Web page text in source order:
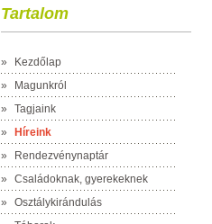
Tartalom
»
Kezdőlap
»
Magunkról
»
Tagjaink
»
Híreink
»
Rendezvénynaptár
»
Családoknak, gyerekeknek
»
Osztálykirándulás